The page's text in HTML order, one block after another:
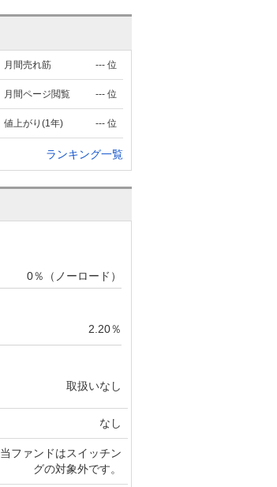
--- 位
月間売れ筋
--- 位
月間ページ閲覧
--- 位
値上がり(1年)
ランキング一覧
0％（ノーロード）
2.20％
取扱いなし
なし
当ファンドはスイッチン
グの対象外です。